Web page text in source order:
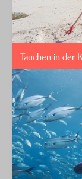
Tauchen in der